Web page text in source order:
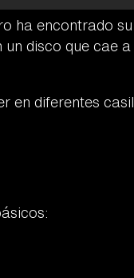
ha encontrado
disco que cae
diferentes